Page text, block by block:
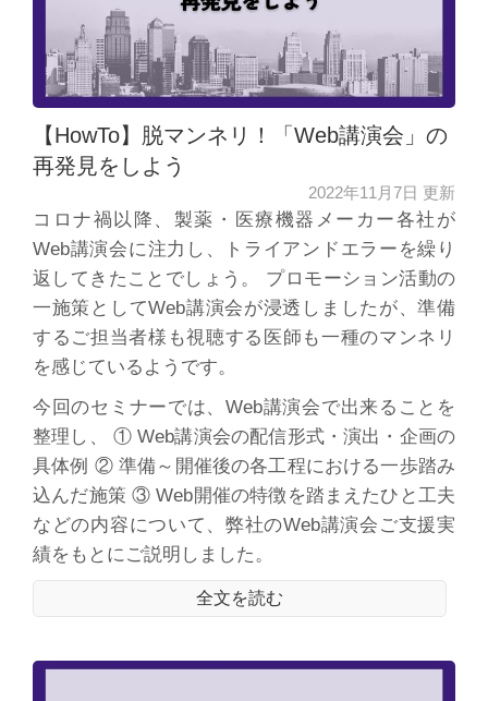
【HowTo】脱マンネリ！「Web講演会」の
再発見をしよう
2022年11月7日 更新
コロナ禍以降、製薬・医療機器メーカー各社が
Web講演会に注力し、トライアンドエラーを繰り
返してきたことでしょう。 プロモーション活動の
一施策としてWeb講演会が浸透しましたが、準備
するご担当者様も視聴する医師も一種のマンネリ
を感じているようです。
今回のセミナーでは、Web講演会で出来ることを
整理し、 ① Web講演会の配信形式・演出・企画の
具体例 ② 準備～開催後の各工程における一歩踏み
込んだ施策 ③ Web開催の特徴を踏まえたひと工夫
などの内容について、弊社のWeb講演会ご支援実
績をもとにご説明しました。
全文を読む